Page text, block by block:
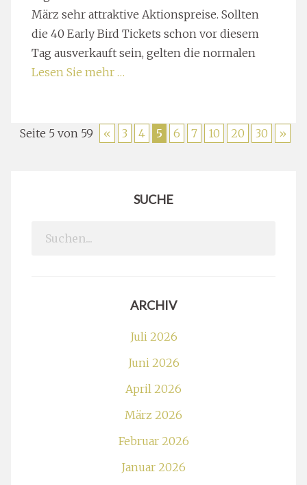
März sehr attraktive Aktionspreise. Sollten
die 40 Early Bird Tickets schon vor diesem
Tag ausverkauft sein, gelten die normalen
Lesen Sie mehr …
Seite 5 von 59 « 3 4 5 6 7 10 20 30 »
SUCHE
Search
ARCHIV
Juli 2026
Juni 2026
April 2026
März 2026
Februar 2026
Januar 2026